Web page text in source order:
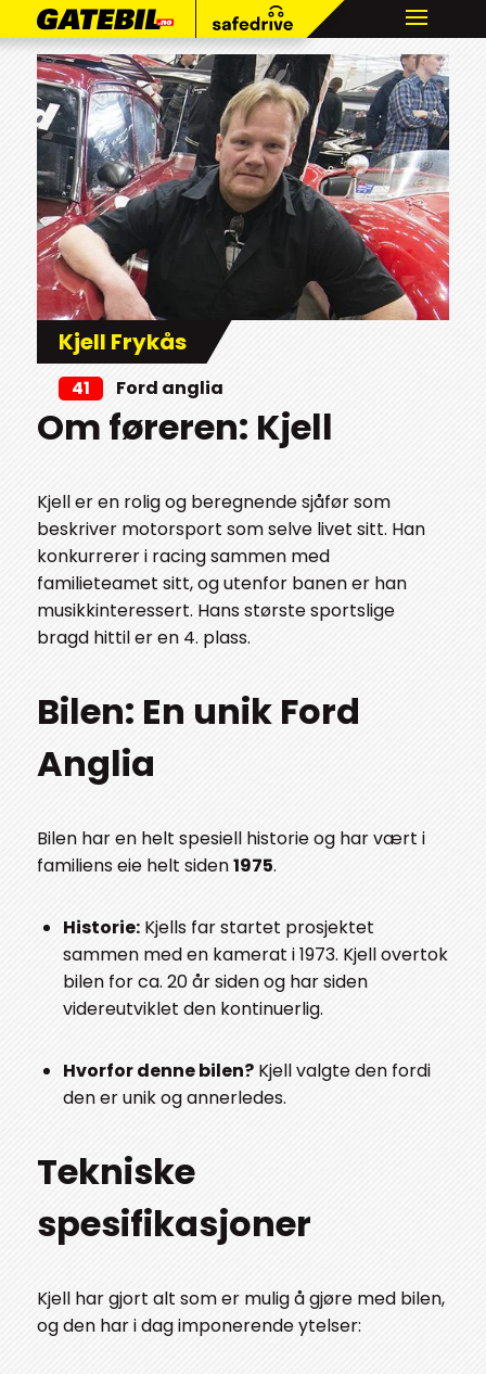
Kjell Frykås
41 Ford anglia
Om føreren: Kjell
Kjell er en rolig og beregnende sjåfør som
beskriver motorsport som selve livet sitt. Han
konkurrerer i racing sammen med
familieteamet sitt, og utenfor banen er han
musikkinteressert. Hans største sportslige
bragd hittil er en 4. plass.
Bilen: En unik Ford
Anglia
Bilen har en helt spesiell historie og har vært i
familiens eie helt siden1975.
Historie: Kjells far startet prosjektet
sammen med en kamerat i 1973. Kjell overtok
bilen for ca. 20 år siden og har siden
videreutviklet den kontinuerlig.
Hvorfor denne bilen? Kjell valgte den fordi
den er unik og annerledes.
Tekniske
spesifikasjoner
Kjell har gjort alt som er mulig å gjøre med bilen,
og den har i dag imponerende ytelser: